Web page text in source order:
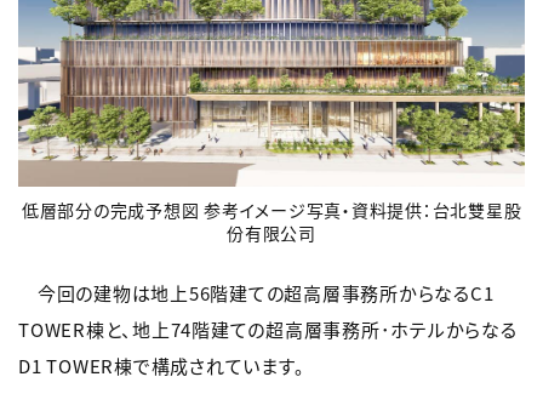
低層部分の完成予想図 参考イメージ写真・資料提供：台北雙星股
份有限公司
今回の建物は地上56階建ての超高層事務所からなるC1
TOWER棟と、地上74階建ての超高層事務所･ホテルからなる
D1 TOWER棟で構成されています。